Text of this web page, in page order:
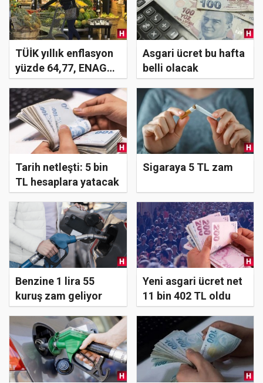
TÜİK yıllık enflasyon
yüzde 64,77, ENAG
yıllık enflasyon yüzde
127,21
Asgari ücret bu hafta
belli olacak
Tarih netleşti: 5 bin
TL hesaplara yatacak
Sigaraya 5 TL zam
Benzine 1 lira 55
kuruş zam geliyor
Yeni asgari ücret net
11 bin 402 TL oldu